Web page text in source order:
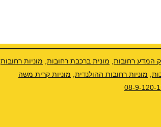
המדע רחובות, מונית ברכבת רחובות מוניות רחובות
מוניות רחובות ההולנדית, מוניות קרית משה
08-9-120-